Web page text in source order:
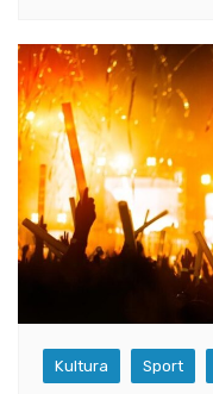
Kultura Sport